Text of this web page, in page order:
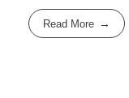
Read More